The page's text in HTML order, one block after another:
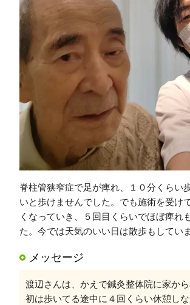
脊柱管狭窄症で足が痺れ、１０分くらい
いと歩けませんでした。でも施術を受け
くなっていき、５回目くらいでほぼ痺れ
た。今では天気のいい日は散歩もしていま
メッセージ
渡辺さんは、かえで鍼灸整体院に家か
初は歩いてる途中に４回くらい休憩し